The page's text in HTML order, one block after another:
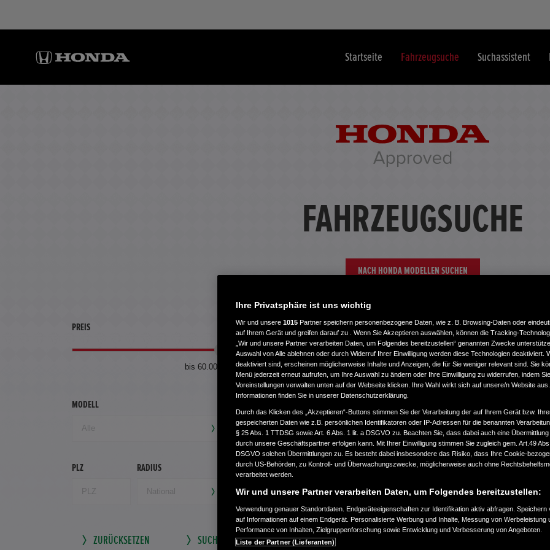
Startseite Fahrzeugsuche Suchassistent
FAHRZEUGSUCHE
NACH HONDA MODELLEN SUCHEN
PREIS
bis 60.000 €
ERSTZULASSUNG
ab 2000
bis
360.000
km
LEISTUNG
MODELL
PLZ RADIUS EURONORM
ZURÜCKSETZEN SUCHE SPEICHERN SUCHAUFTRAG ERSTELLEN
Ihre Privatsphäre ist uns wichtig
Wir und unsere 1015 Partner speichern personenbezogene Daten, wie z. B. Browsing-Daten oder
auf Ihrem Gerät und greifen darauf zu . Wenn Sie Akzeptieren auswählen, können die Tracking-
„Wir und unsere Partner verarbeiten Daten, um Folgendes bereitzustellen“ genannten Zwecke
Auswahl von Alle ablehnen oder durch Widerruf Ihrer Einwilligung werden diese Technologien deaktiviert.
deaktiviert sind, erscheinen möglicherweise Inhalte und Anzeigen, die für Sie weniger relevant sind. Sie
Menü jederzeit erneut aufrufen, um Ihre Auswahl zu ändern oder Ihre Einwilligung zu widerrufen, indem
Voreinstellungen verwalten unten auf der Webseite klicken. Ihre Wahl wirkt sich auf unsere/n Website
Informationen finden Sie in unserer Datenschutzerklärung.
Durch das Klicken des „Akzeptieren“-Buttons stimmen Sie der Verarbeitung der auf Ihrem Gerät bzw.
gespeicherten Daten wie z.B. persönlichen Identifikatoren oder IP-Adressen für die benannten
§ 25 Abs. 1 TTDSG sowie Art. 6 Abs. 1 lit. a DSGVO zu. Beachten Sie, dass dabei auch eine Übermittlung
durch unsere Geschäftspartner erfolgen kann. Mit Ihrer Einwilligung stimmen Sie zugleich gem. Art.49
DSGVO solchen Übermittlungen zu. Es besteht dabei insbesondere das Risiko, dass Ihre Cookie-
durch US-Behörden, zu Kontroll- und Überwachungszwecke, möglicherweise auch ohne
verarbeitet werden.
Wir und unsere Partner verarbeiten Daten, um Folgendes bereitzustellen:
Verwendung genauer Standortdaten. Endgeräteeigenschaften zur Identifikation aktiv abfragen. Speichern
auf Informationen auf einem Endgerät. Personalisierte Werbung und Inhalte, Messung von Werbeleistung
Performance von Inhalten, Zielgruppenforschung sowie Entwicklung und Verbesserung von Angeboten.
Liste der Partner (Lieferanten)